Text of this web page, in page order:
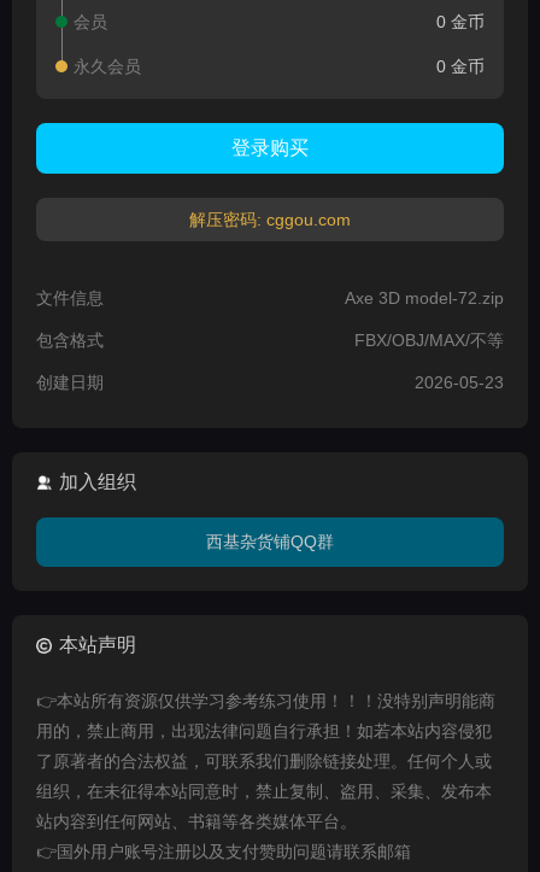
会员 0 金币
永久会员 0 金币
登录购买
解压密码: cggou.com
文件信息 Axe 3D model-72.zip
包含格式 FBX/OBJ/MAX/不等
创建日期 2026-05-23
加入组织
西基杂货铺QQ群
本站声明
👉本站所有资源仅供学习参考练习使用！！！没特别声明能商
用的，禁止商用，出现法律问题自行承担！如若本站内容侵犯
了原著者的合法权益，可联系我们删除链接处理。任何个人或
组织，在未征得本站同意时，禁止复制、盗用、采集、发布本
站内容到任何网站、书籍等各类媒体平台。
👉国外用户账号注册以及支付赞助问题请联系邮箱